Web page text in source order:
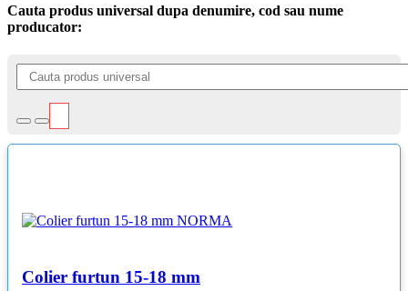
Cauta produs universal dupa denumire, cod sau nume
producator:
Colier furtun 15-18 mm